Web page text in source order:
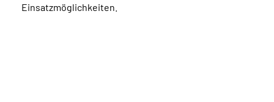
Einsatzmöglichkeiten.